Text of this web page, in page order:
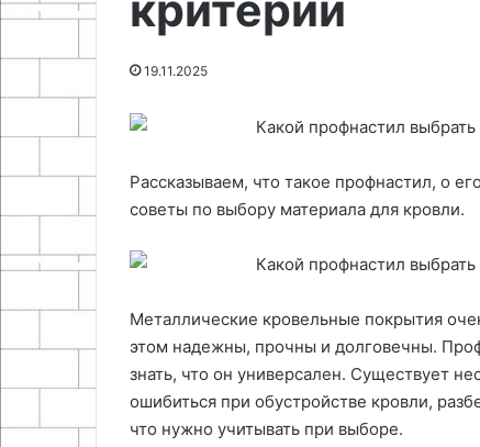
19.11.2025
Рассказываем, что такое профнастил, о
советы по выбору материала для кровли.
Металлические кровельные покрытия
этом надежны, прочны и долговечны.
знать, что он универсален. Существует
ошибиться при обустройстве кровли,
что нужно учитывать при выборе.
18.05.2026
Подготовка колодезного